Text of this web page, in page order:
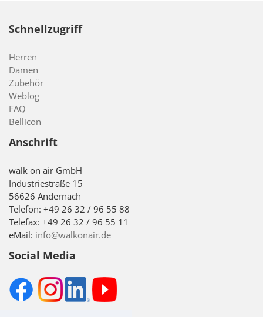
Schnellzugriff
Herren
Damen
Zubehör
Weblog
FAQ
Bellicon
Anschrift
walk on air GmbH
Industriestraße 15
56626 Andernach
Telefon: +49 26 32 / 96 55 88
Telefax: +49 26 32 / 96 55 11
eMail: info@walkonair.de
Social Media